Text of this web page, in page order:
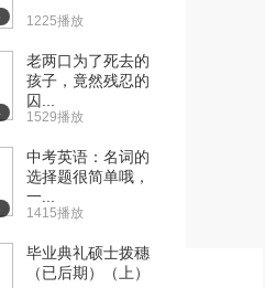
思考
学习 17:38
的目
04:20
的目
概...
1225播放
老两口为了死去的
孩子，竟然残忍的
囚...
1529播放
中考英语：名词的
选择题很简单哦，
一...
1415播放
毕业典礼硕士拨穗
（已后期）（上）